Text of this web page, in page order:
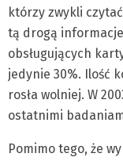
którzy zwykli
tą drogą
obsługujących
jedynie 30%. Ilość
rosła wolniej. W
ostatnimi
Pomimo tego, że